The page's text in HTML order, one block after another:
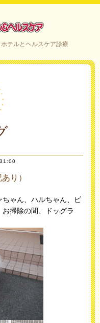
部市
テルとヘルスケア診療
り）
ゃん、ハルちゃん、ビ
掃除の間、ドッグラ